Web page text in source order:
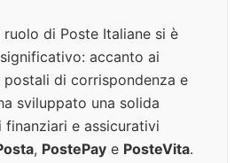
di Poste Italiane si è
accanto ai
di corrispondenza e
sviluppato una solida
e assicurativi
, PostePay e PosteVita.